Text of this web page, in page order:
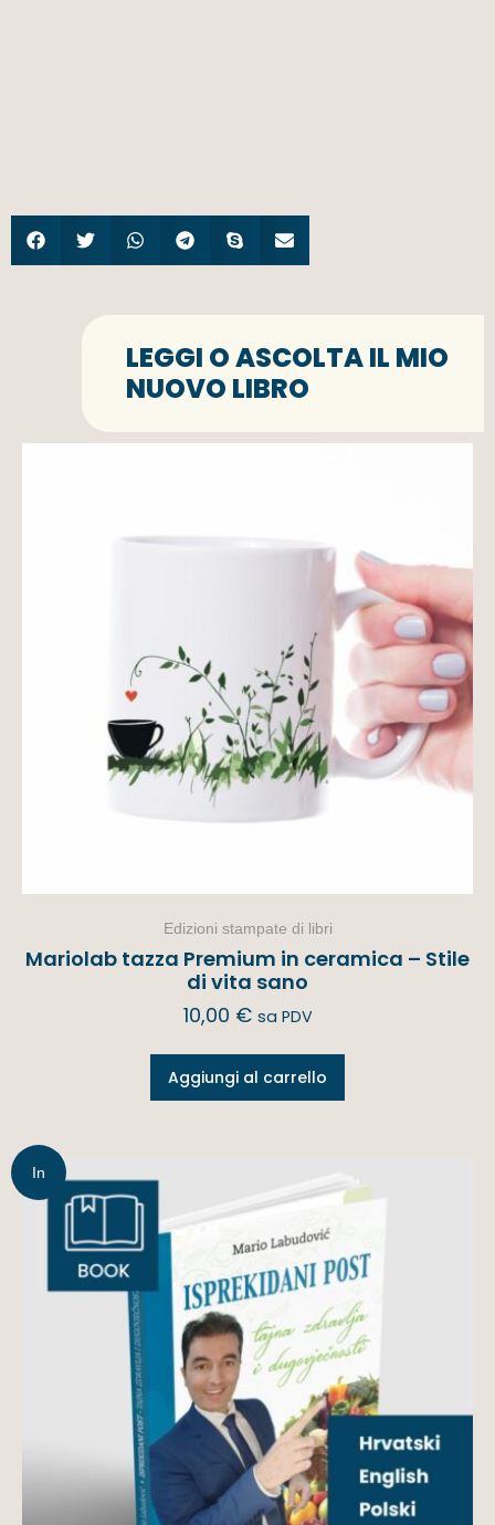
LEGGI O ASCOLTA IL MIO
NUOVO LIBRO
Edizioni stampate di libri
Mariolab tazza Premium in ceramica – Stile
di vita sano
10,00 € sa PDV
Aggiungi al carrello
In